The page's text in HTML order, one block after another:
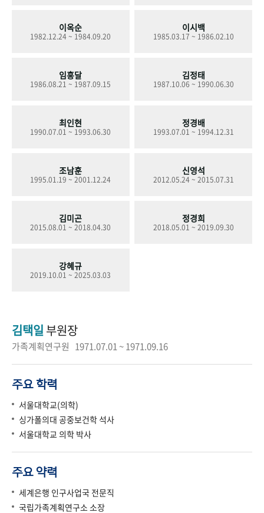
이옥순
1982.12.24 ~ 1984.09.20
이시백
1985.03.17 ~ 1986.02.10
임흥달
1986.08.21 ~ 1987.09.15
김정태
1987.10.06 ~ 1990.06.30
최인현
1990.07.01 ~ 1993.06.30
정경배
1993.07.01 ~ 1994.12.31
조남훈
1995.01.19 ~ 2001.12.24
신영석
2012.05.24 ~ 2015.07.31
김미곤
2015.08.01 ~ 2018.04.30
정경희
2018.05.01 ~ 2019.09.30
강혜규
2019.10.01 ~ 2025.03.03
김택일 부원장
가족계획연구원 1971.07.01 ~ 1971.09.16
주요 학력
서울대학교(의학)
싱가폴의대 공중보건학 석사
서울대학교 의학 박사
주요 약력
세계은행 인구사업국 전문직
국립가족계획연구소 소장